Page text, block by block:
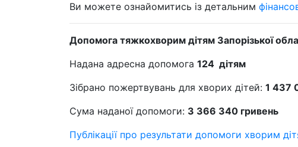
Ви можете ознайомитись із детальним
Допомога тяжкохворим дітям Запорізької
Надана адресна допомога 124 дітям
Зібрано пожертвувань для хворих дітей: 1 437
Сума наданої допомоги: 3 366 340 гривень
Публікації про результати допомоги хворим